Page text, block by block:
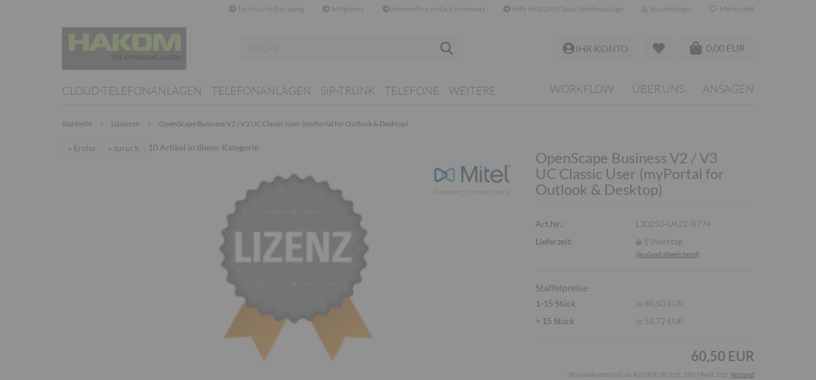
Technische Beratung Softphone Homeoffice einfach preiswert Hilfe HAKOM Cloud-Telefonanlage Kundenlogin Merkzettel
0,00 EUR
IHR KONTO
CLOUD-TELEFONANLAGEN TELEFONANLAGEN SIP-TRUNK TELEFONE WORKFLOW ÜBER UNS ANSAGEN
WEITERE
Startseite » Lizenzen » OpenScape Business V2 / V3 UC Classic User (myPortal for Outlook & Desktop)
« Erster « zurück 10 Artikel in dieser Kategorie
OpenScape Business V2 / V3
UC Classic User (myPortal for
Outlook & Desktop)
Art.Nr.:
L30250-U622-B774
Lieferzeit:
1 Werktag
(Ausland abweichend)
Staffelpreise
1-15 Stück
je 60,50 EUR
> 15 Stück
je 58,72 EUR
60,50 EUR
(Versandkostenfrei ab 400,00 EUR) zzgl. 19% MwSt. zzgl. Versand